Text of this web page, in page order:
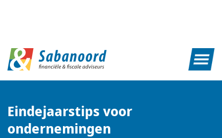
Eindejaarstips voor
ondernemingen